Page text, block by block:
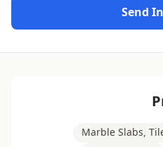
Send
Marble Slabs,